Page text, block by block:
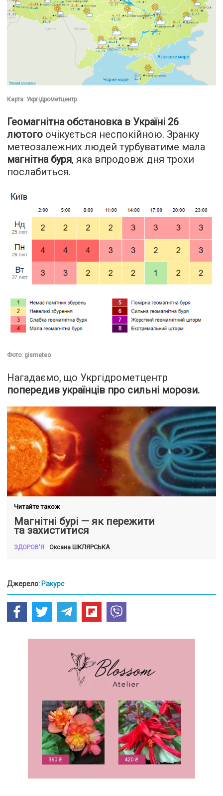
Карта: Укргідрометцентр
Геомагнітна обстановка в Україні 26
лютого очікується неспокійною. Зранку
метеозалежних людей турбуватиме мала
магнітна буря, яка впродовж дня трохи
послабиться.
Фото: gismeteo
Нагадаємо, що Укргідрометцентр
попередив українців про сильні морози.
Читайте також
Магнітні бурі — як пережити
та захиститися
ЗДОРОВ'Я Оксана ШКЛЯРСЬКА
Джерело: Ракурс